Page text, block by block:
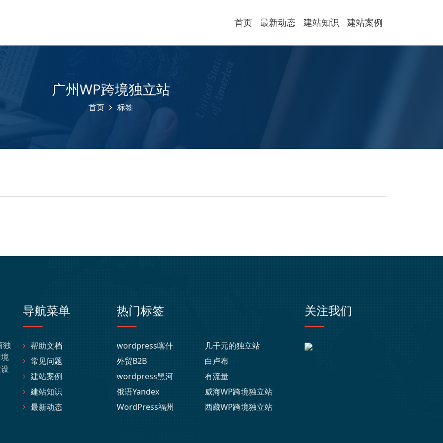
首页 最新动态 建站知识 建站案例
广州WP跨境独立站
首页 标签
独
导航菜单
帮助文档
常见问题
建站案例
建站知识
最新动态
热门标签
wordpress喀什
几千元的独立站
外贸B2B
白卢布
wordpress黑河
有流量
俄语Yandex
威海WP跨境独立站
WordPress福州
西藏WP跨境独立站
关注我们